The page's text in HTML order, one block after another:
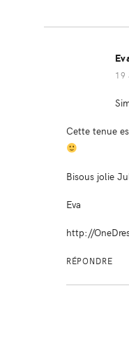
19
Cette tenue
Bisous jolie
Eva
http://
RÉPONDRE